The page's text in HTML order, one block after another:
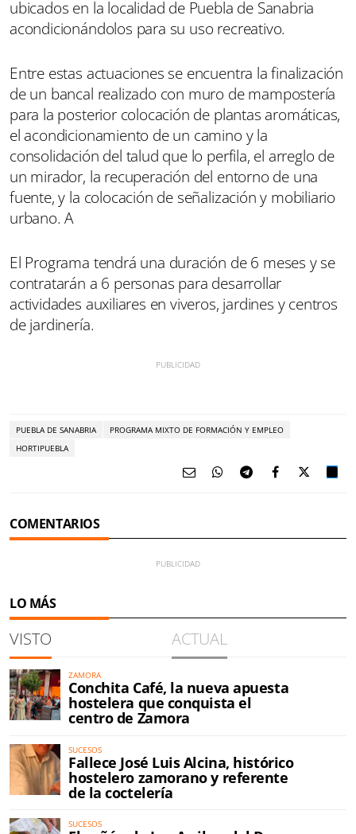
ubicados en la localidad de Puebla de Sanabria
acondicionándolos para su uso recreativo.
Entre estas actuaciones se encuentra la finalización
de un bancal realizado con muro de mampostería
para la posterior colocación de plantas aromáticas,
el acondicionamiento de un camino y la
consolidación del talud que lo perfila, el arreglo de
un mirador, la recuperación del entorno de una
fuente, y la colocación de señalización y mobiliario
urbano. A
El Programa tendrá una duración de 6 meses y se
contratarán a 6 personas para desarrollar
actividades auxiliares en viveros, jardines y centros
de jardinería.
PUEBLA DE SANABRIA
PROGRAMA MIXTO DE FORMACIÓN Y EMPLEO
HORTIPUEBLA
COMENTARIOS
LO MÁS
VISTO ACTUAL
ZAMORA
Conchita Café, la nueva apuesta
hostelera que conquista el
centro de Zamora
SUCESOS
Fallece José Luis Alcina, histórico
hostelero zamorano y referente
de la coctelería
SUCESOS